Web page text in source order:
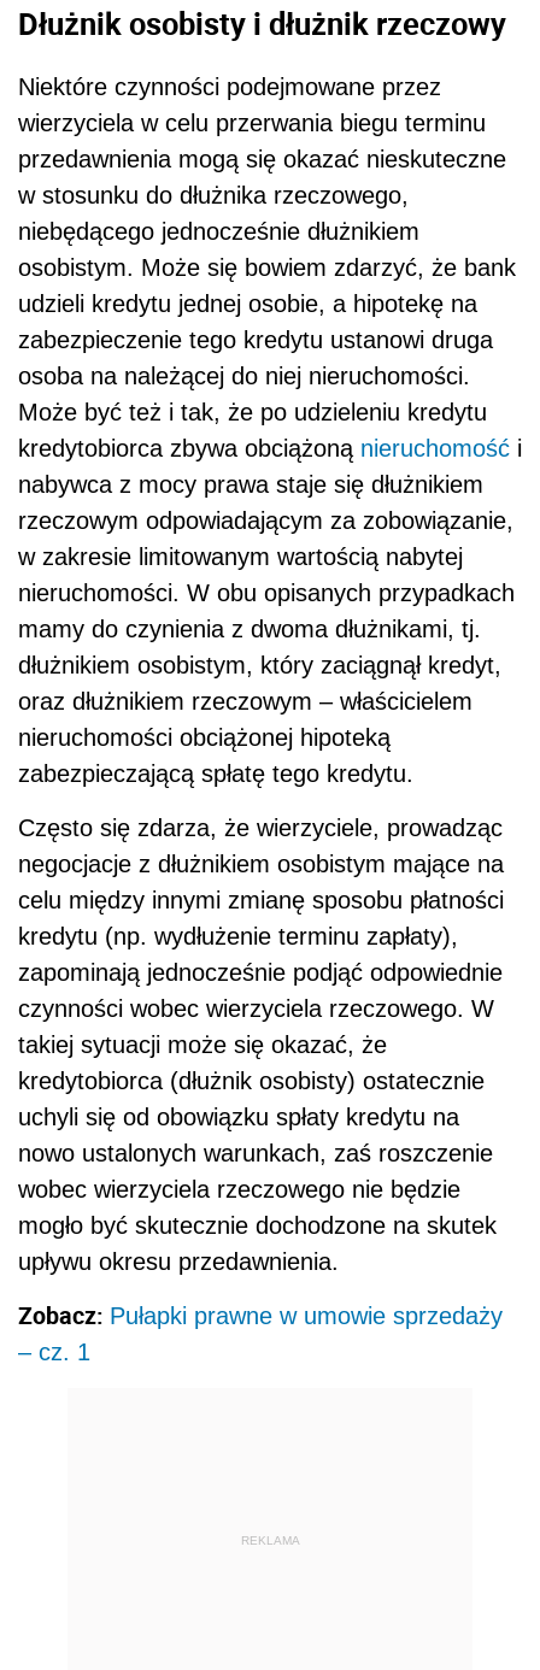
Dłużnik osobisty i dłużnik rzeczowy
Niektóre czynności podejmowane przez
wierzyciela w celu przerwania biegu terminu
przedawnienia mogą się okazać nieskuteczne
w stosunku do dłużnika rzeczowego,
niebędącego jednocześnie dłużnikiem
osobistym. Może się bowiem zdarzyć, że bank
udzieli kredytu jednej osobie, a hipotekę na
zabezpieczenie tego kredytu ustanowi druga
osoba na należącej do niej nieruchomości.
Może być też i tak, że po udzieleniu kredytu
kredytobiorca zbywa obciążoną nieruchomość i
nabywca z mocy prawa staje się dłużnikiem
rzeczowym odpowiadającym za zobowiązanie,
w zakresie limitowanym wartością nabytej
nieruchomości. W obu opisanych przypadkach
mamy do czynienia z dwoma dłużnikami, tj.
dłużnikiem osobistym, który zaciągnął kredyt,
oraz dłużnikiem rzeczowym – właścicielem
nieruchomości obciążonej hipoteką
zabezpieczającą spłatę tego kredytu.
Często się zdarza, że wierzyciele, prowadząc
negocjacje z dłużnikiem osobistym mające na
celu między innymi zmianę sposobu płatności
kredytu (np. wydłużenie terminu zapłaty),
zapominają jednocześnie podjąć odpowiednie
czynności wobec wierzyciela rzeczowego. W
takiej sytuacji może się okazać, że
kredytobiorca (dłużnik osobisty) ostatecznie
uchyli się od obowiązku spłaty kredytu na
nowo ustalonych warunkach, zaś roszczenie
wobec wierzyciela rzeczowego nie będzie
mogło być skutecznie dochodzone na skutek
upływu okresu przedawnienia.
Zobacz: Pułapki prawne w umowie sprzedaży
– cz. 1
REKLAMA